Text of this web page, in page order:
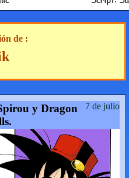
de :
7 de julio
y Dragon